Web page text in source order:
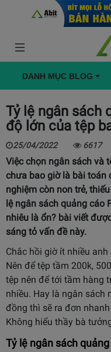
DANH MỤC BLOG
Tỷ lệ ngân sách
độ lớn của tệp
25/04/2022 6617
Việc chọn ngân sách và
chưa bao giờ là bài toán
nghiệm còn non trẻ,
lệ ngân sách quảng cáo
nhiêu là ổn? bài viết
sáng tỏ vấn đề này.
Chắc hồi giờ ít nhiều
Nên để tệp tầm 200k,
tệp nên để tới tầm hàng
nhiều. Hay là ngân sách
đồng thì sẽ ra đơn
Không hiểu thầy bà
Tỷ lệ ngân sách